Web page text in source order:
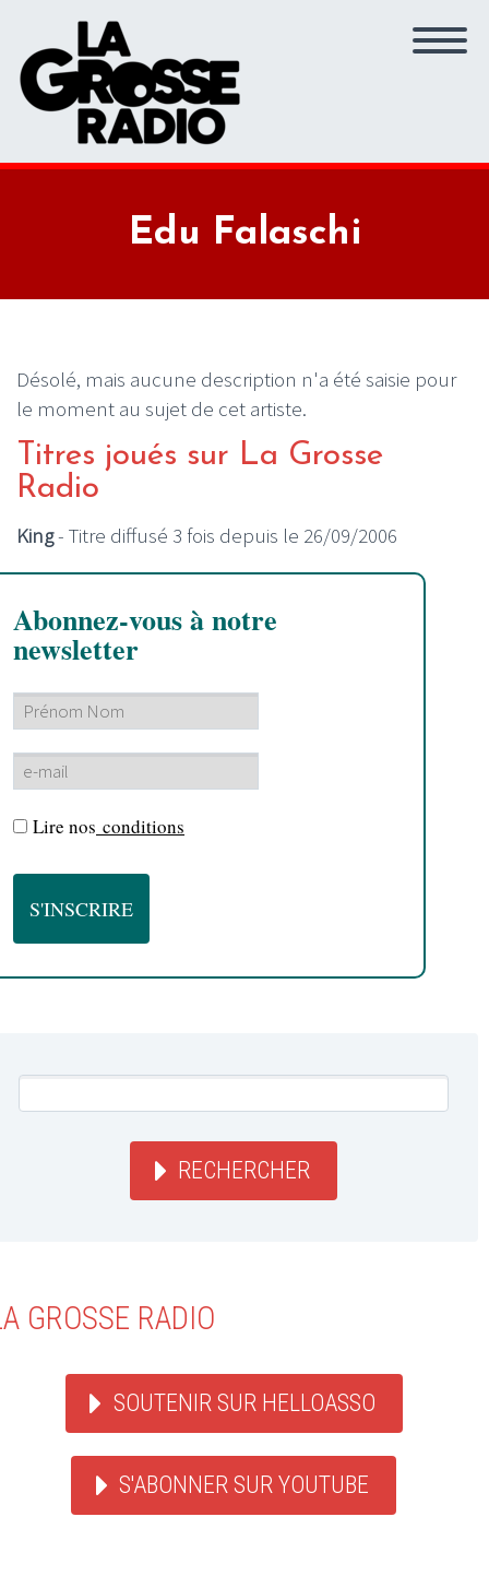
Edu Falaschi
Désolé, mais aucune description n'a été saisie pour
le moment au sujet de cet artiste.
Titres joués sur La Grosse
Radio
King- Titre diffusé 3 fois depuis le 26/09/2006
Abonnez-vous à notre
newsletter
Lire nos conditions
RECHERCHER
GROSSE RADIO
SOUTENIR SUR HELLOASSO
S'ABONNER SUR YOUTUBE